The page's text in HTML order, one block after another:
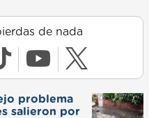
de nada
problema
salieron por